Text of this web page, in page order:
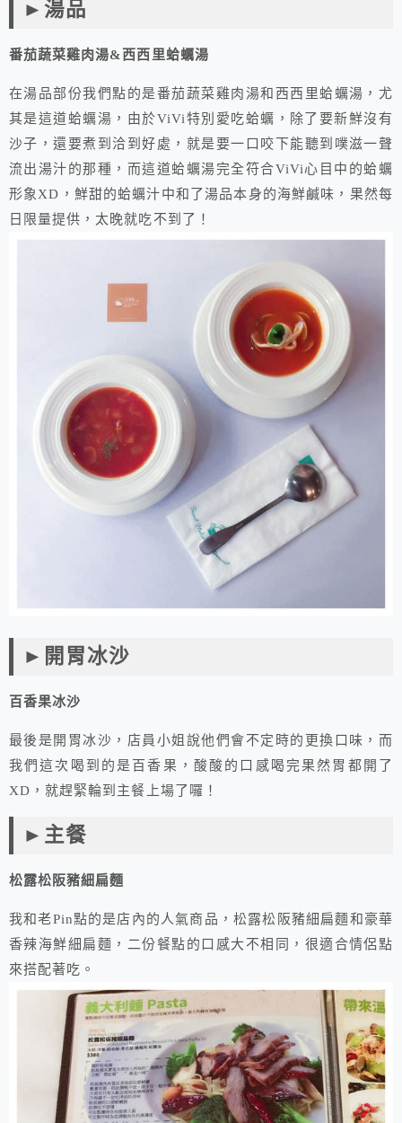
►湯品
番茄蔬菜雞肉湯&西西里蛤蠣湯
在湯品部份我們點的是番茄蔬菜雞肉湯和西西里蛤蠣湯，尤
其是這道蛤蠣湯，由於ViVi特別愛吃蛤蠣，除了要新鮮沒有
沙子，還要煮到洽到好處，就是要一口咬下能聽到噗滋一聲
流出湯汁的那種，而這道蛤蠣湯完全符合ViVi心目中的蛤蠣
形象XD，鮮甜的蛤蠣汁中和了湯品本身的海鮮鹹味，果然每
日限量提供，太晚就吃不到了！
​►開胃冰沙
百香果冰沙
最後是開胃冰沙，店員小姐說他們會不定時的更換口味，而
我們這次喝到的是百香果，酸酸的口感喝完果然胃都開了
XD，就趕緊輪到主餐上場了囉！
►主餐
松露松阪豬細扁麵
我和老Pin點的是店內的人氣商品，松露松阪豬細扁麵和豪華
香辣海鮮細扁麵，二份餐點的口感大不相同，很適合情侶點
來搭配著吃。